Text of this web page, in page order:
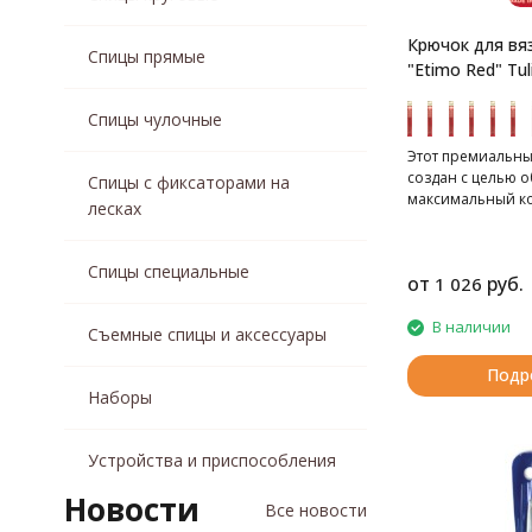
Крючок для
"Etimo Red"
Этот
создан с целью
максимальный
от 1 026 руб.
В наличии
Спицы прямые
Спицы чулочные
Спицы с фиксаторами на
лесках
Спицы специальные
Съемные спицы и аксессуары
Наборы
Устройства и приспособления
Новости Все новости